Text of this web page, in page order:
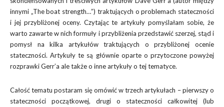
innymi „The boat strength…”) traktujących o problemach stateczności
i jej przybliżonej oceny. Czytając te artykuły pomyślałam sobie, że
warto zawarte w nich formuły i przybliżenia przedstawić szerzej, stąd i
pomysł na kilka artykułów traktujących o przybliżonej ocenie
stateczności. Artykuły te są głównie oparte o przytoczone powyżej
rozprawki Gerr’a ale także o inne artykuły o tej tematyce.
Całość tematu postaram się omówić w trzech artykułach – pierwszy o
stateczności początkowej, drugi o stateczności całkowitej (lub